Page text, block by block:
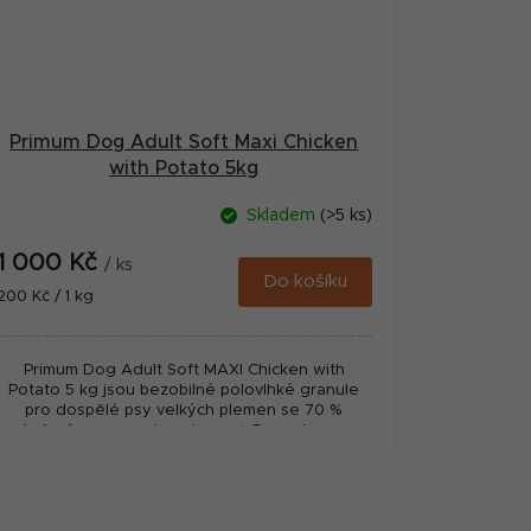
Primum Dog Adult Soft Maxi Chicken
with Potato 5kg
Skladem (>5 ks)
000 Kč / ks
Kč / 1 kg
Do košíku
Primum Dog Adult Soft MAXI Chicken with
Potato 5 kg jsou bezobilné polovlhké granule
pro dospělé psy velkých plemen se 70 %
kuřecího masa a bramborami. Receptura s